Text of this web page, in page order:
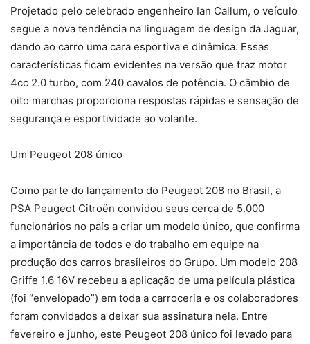
Projetado pelo celebrado engenheiro Ian Callum, o veículo
segue a nova tendência na linguagem de design da Jaguar,
dando ao carro uma cara esportiva e dinâmica. Essas
características ficam evidentes na versão que traz motor
4cc 2.0 turbo, com 240 cavalos de potência. O câmbio de
oito marchas proporciona respostas rápidas e sensação de
segurança e esportividade ao volante.
Um Peugeot 208 único
Como parte do lançamento do Peugeot 208 no Brasil, a
PSA Peugeot Citroën convidou seus cerca de 5.000
funcionários no país a criar um modelo único, que confirma
a importância de todos e do trabalho em equipe na
produção dos carros brasileiros do Grupo. Um modelo 208
Griffe 1.6 16V recebeu a aplicação de uma película plástica
(foi “envelopado”) em toda a carroceria e os colaboradores
foram convidados a deixar sua assinatura nela. Entre
fevereiro e junho, este Peugeot 208 único foi levado para